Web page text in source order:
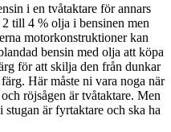
i en tvåtaktare för annars
till 4 % olja i bensinen men
motorkonstruktioner kan
bensin med olja att köpa
för att skilja den från dunkar
Här måste ni vara noga när
röjsågen är tvåtaktare. Men
stugan är fyrtaktare och ska ha